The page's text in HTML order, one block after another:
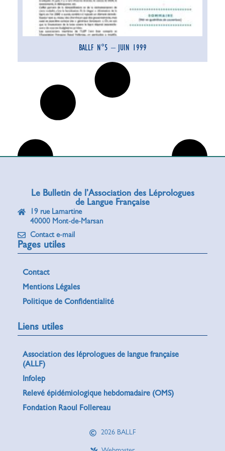
BALLF N°5 – JUIN 1999
Le Bulletin de l’Association des Léprologues
de Langue Française
19 rue Lamartine
40000 Mont-de-Marsan
Contact e-mail
Pages utiles
Contact
Mentions Légales
Politique de Confidentialité
Liens utiles
Association des léprologues de langue française
(ALLF)
Infolep
Relevé épidémiologique hebdomadaire (OMS)
Fondation Raoul Follereau
2026 BALLF